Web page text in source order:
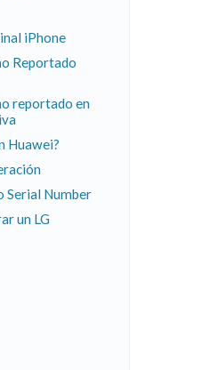
iPhone
Reportado
reportado en
Huawei?
Serial Number
un LG